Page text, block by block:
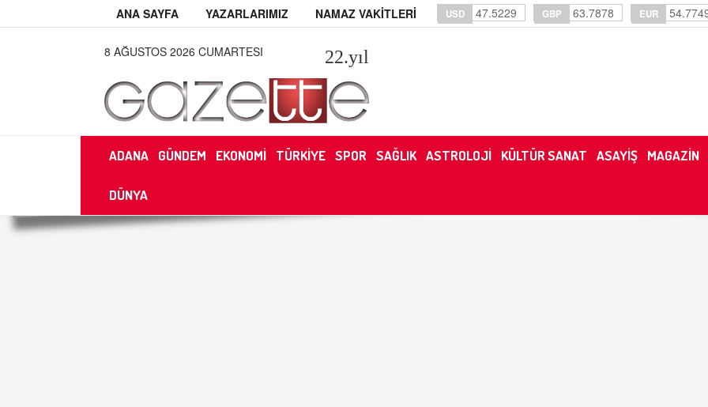
ANA SAYFA YAZARLARIMIZ NAMAZ VAKİTLERİ USD 47.5229 GBP 63.7878 EUR
8 AĞUSTOS 2026 CUMARTESI 22.yıl
ADANA GÜNDEM EKONOMİ TÜRKİYE SPOR SAĞLIK ASTROLOJİ KÜLTÜR SANAT ASAYİŞ MAGAZİN
DÜNYA